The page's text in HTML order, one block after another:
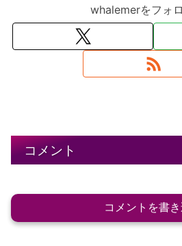
whalemerをフォ
コメント
コメントを書